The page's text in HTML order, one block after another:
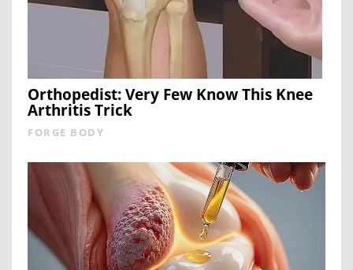
Orthopedist: Very Few Know This Knee
Arthritis Trick
FORGE BODY